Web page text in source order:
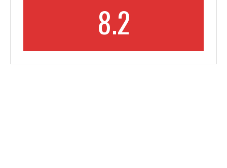
8.2